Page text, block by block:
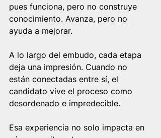
pues funciona, pero no construye
conocimiento. Avanza, pero no
ayuda a mejorar.
A lo largo del embudo, cada etapa
deja una impresión. Cuando no
están conectadas entre sí, el
candidato vive el proceso como
desordenado e impredecible.
Esa experiencia no solo impacta en